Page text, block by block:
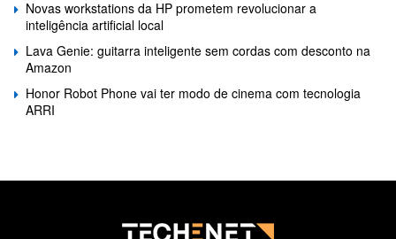
Novas workstations da HP prometem revolucionar a
inteligência artificial local
Lava Genie: guitarra inteligente sem cordas com desconto na
Amazon
Honor Robot Phone vai ter modo de cinema com tecnologia
ARRI